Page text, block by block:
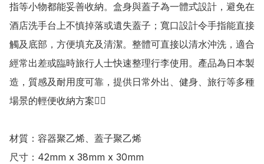
指等小物都能妥善收納。盒身與蓋子為一體式設計，避免在
酒店洗手台上不慎掉落或遺失蓋子；寬口設計令手指能直接
觸及底部，方便填充及清潔。整體可直接以清水沖洗，適合
經常出差或臨時旅行人士快速整理行李使用。產品為日本製
造，質感及耐用度可靠，提供日常外出、健身、旅行等多種
場景的輕便收納方案👍🏻
材質：容器聚乙烯、蓋子聚乙烯
尺寸：42mm x 38mm x 30mm